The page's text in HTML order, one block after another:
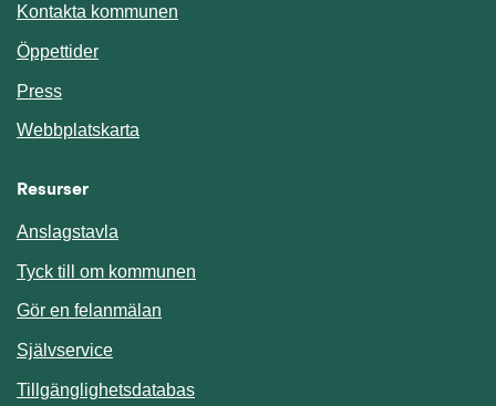
Kontakta kommunen
Öppettider
Press
Webbplatskarta
Resurser
Anslagstavla
Tyck till om kommunen
Gör en felanmälan
SjälvserviceLänk till annan webbplats.
TillgänglighetsdatabasLänk till annan webbplats.